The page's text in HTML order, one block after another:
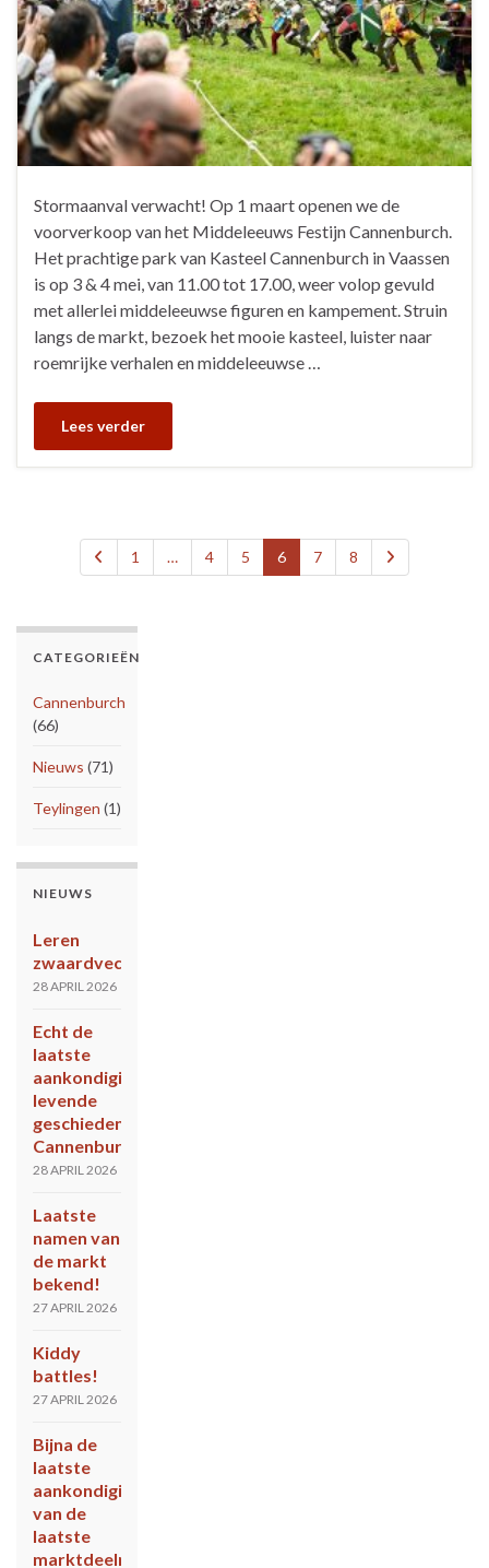
Stormaanval verwacht! Op 1 maart openen we de
voorverkoop van het Middeleeuws Festijn Cannenburch.
Het prachtige park van Kasteel Cannenburch in Vaassen
is op 3 & 4 mei, van 11.00 tot 17.00, weer volop gevuld
met allerlei middeleeuwse figuren en kampement. Struin
langs de markt, bezoek het mooie kasteel, luister naar
roemrijke verhalen en middeleeuwse …
Lees verder
1 … 4 5 6 7 8
CATEGORIEËN
Cannenburch
(66)
Nieuws (71)
Teylingen (1)
NIEUWS
Leren
zwaardvechten?
28 APRIL 2026
Echt de
laatste
aankondiging
levende
geschiedenis
Cannenburch
28 APRIL 2026
Laatste
namen van
de markt
bekend!
27 APRIL 2026
Kiddy
battles!
27 APRIL 2026
Bijna de
laatste
aankondiging
van de
laatste
marktdeelnemers!